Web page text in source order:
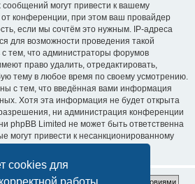
cookies для
работы.
могут привести к вашему
конференции, при этом ваш провайдер
если мы сочтём это нужным. IP-адреса
для возможности проведения такой
тем, что администраторы форумов
право удалить, отредактировать,
тему в любое время по своему усмотрению.
с тем, что введённая вами информация
Хотя эта информация не будет открыта
ни администрация конференции
phpBB Limited не может быть ответственна
могут привести к несанкционированному